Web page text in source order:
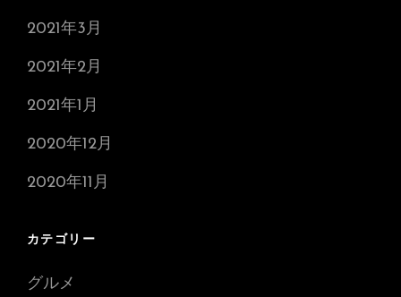
2021年3月
2021年2月
2021年1月
2020年12月
2020年11月
カテゴリー
グルメ